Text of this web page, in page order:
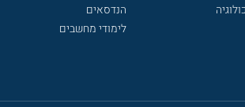
הנדסאים
לימודי מחשבים